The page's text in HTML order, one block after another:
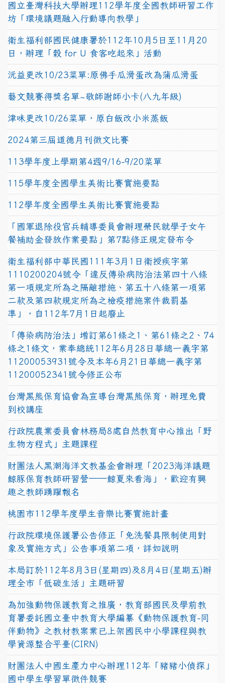
國立臺灣科技大學辦理112學年度全國教師研習工作
坊「環境議題融入行動導向教學」
衛生福利部國民健康署於112年10月5日至11月20
日，辦理「穀 for U 食客吃起來」活動
沅益更改10/23菜單:原佛手瓜滑蛋改為蒲瓜滑蛋
藝文競賽得獎名單~敬師謝師小卡(八九年級)
津味更改10/26菜單，原白飯改小米蒸飯
2024第三屆道德月刊徵文比賽
113學年度上學期第4週9/16-9/20菜單
115學年度全國學生美術比賽實施要點
112學年度全國學生美術比賽實施要點
「國軍退除役官兵輔導委員會辦理榮民就學子女午
餐補助金發放作業要點」第7點修正規定發布令
衛生福利部中華民國111年3月1日衛授疾字第
1110200204號令「違反傳染病防治法第四十八條
第一項規定所為之隔離措施、第五十八條第一項第
二款及第四款規定所為之檢疫措施案件裁罰基
準」，自112年7月1日起廢止
「傳染病防治法」增訂第61條之1、第61條之2、74
條之1條文，業奉總統112年6月28日華總一義字第
11200053931號令及本年6月21日華總一義字第
11200052341號令修正公布
台灣黑熊保育協會為宣導台灣黑熊保育，辦理免費
到校講座
行政院農業委員會林務局8處自然教育中心推出「野
生物方程式」主題課程
財團法人黑潮海洋文教基金會辦理「2023海洋議題
鯨豚保育教師研習營──鯨夏來看海」，歡迎有興
趣之教師踴躍報名
桃園市112學年度學生音樂比賽實施計畫
行政院環境保護署公告修正「免洗餐具限制使用對
象及實施方式」公告事項第二項，詳如說明
本局訂於112年8月3日(星期四)及8月4日(星期五)辦
理全市「低碳生活」主題研習
為加強動物保護教育之推廣，教育部國民及學前教
育署委託國立臺中教育大學編纂《動物保護教育-同
伴動物》之教材教案業已上架國民中小學課程與教
學資源整合平臺(CIRN)
財團法人中國生產力中心辦理112年「豬豬小偵探」
國中學生學習單徵件競賽